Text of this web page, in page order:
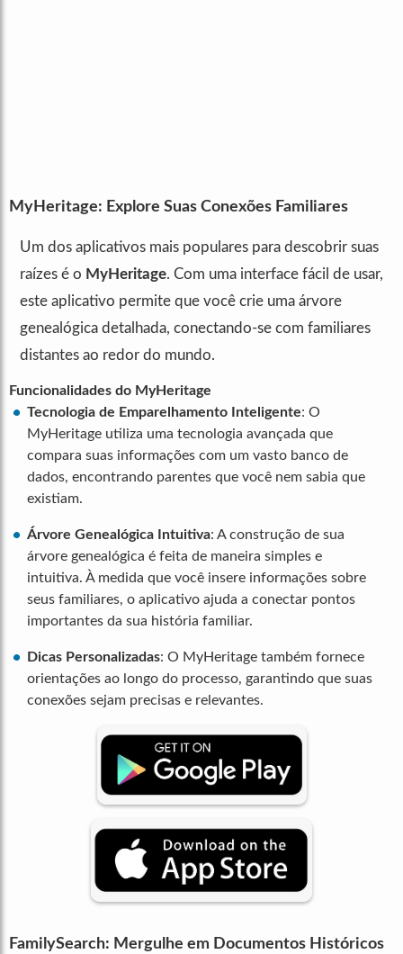
MyHeritage: Explore Suas Conexões Familiares
Um dos aplicativos mais populares para descobrir suas
raízes é o MyHeritage. Com uma interface fácil de usar,
este aplicativo permite que você crie uma árvore
genealógica detalhada, conectando-se com familiares
distantes ao redor do mundo.
Funcionalidades do MyHeritage
Tecnologia de Emparelhamento Inteligente: O
MyHeritage utiliza uma tecnologia avançada que
compara suas informações com um vasto banco de
dados, encontrando parentes que você nem sabia que
existiam.
Árvore Genealógica Intuitiva: A construção de sua
árvore genealógica é feita de maneira simples e
intuitiva. À medida que você insere informações sobre
seus familiares, o aplicativo ajuda a conectar pontos
importantes da sua história familiar.
Dicas Personalizadas: O MyHeritage também fornece
orientações ao longo do processo, garantindo que suas
conexões sejam precisas e relevantes.
FamilySearch: Mergulhe em Documentos Históricos